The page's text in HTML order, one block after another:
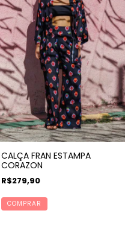
CALÇA FRAN ESTAMPA
CORAZON
R$279,90
COMPRAR